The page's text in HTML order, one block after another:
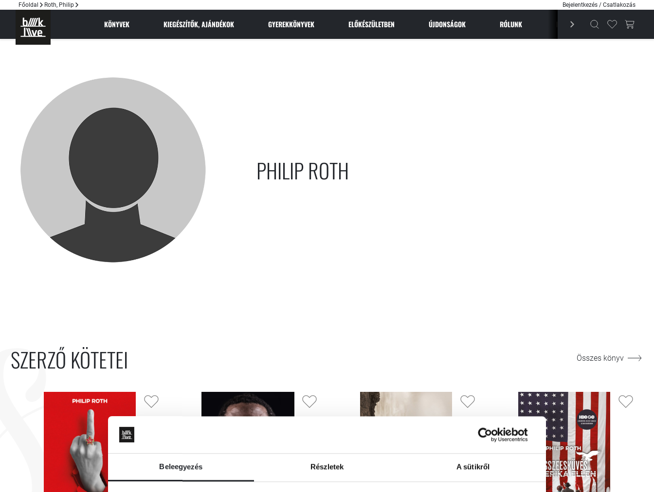
Beleegyezés Részletek A sütikről
Főoldal Roth, Philip Bejelentkezés / Csatlakozás
KÖNYVEK KIEGÉSZÍTŐK, AJÁNDÉKOK GYEREKKÖNYVEK ELŐKÉSZÜLETBEN ÚJDONSÁGOK RÓLUNK BESTSELLEREK MAGAZIN
PHILIP ROTH
SZERZŐ KÖTETEI Összes könyv